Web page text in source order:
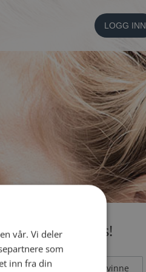
LOGG INN
medlem gratis!
Mann Kvinne
vår. Vi deler
som
inn fra din